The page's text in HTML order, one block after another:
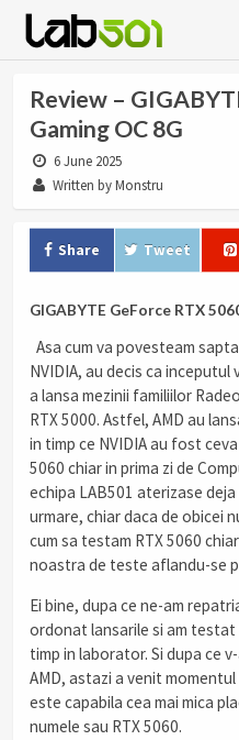
Review –
Gaming OC 8G
6 June 2025
Written by Monstru
Share Tweet
GIGABYTE GeForce RTX
Asa cum va povesteam
NVIDIA, au decis ca
a lansa mezinii familiilor
RTX 5000. Astfel, AMD au
in timp ce NVIDIA au fost
5060 chiar in prima zi de
echipa LAB501 aterizase
urmare, chiar daca de obicei
cum sa testam RTX 5060
noastra de teste aflandu-se
Ei bine, dupa ce ne-am
ordonat lansarile si am
timp in laborator. Si dupa ce
AMD, astazi a venit
este capabila cea mai mica
numele sau RTX 5060.